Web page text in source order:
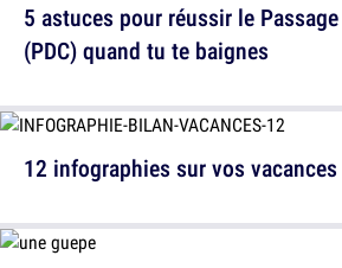
5 astuces pour réussir le
(PDC) quand tu te baignes
12 infographies sur vos vacances